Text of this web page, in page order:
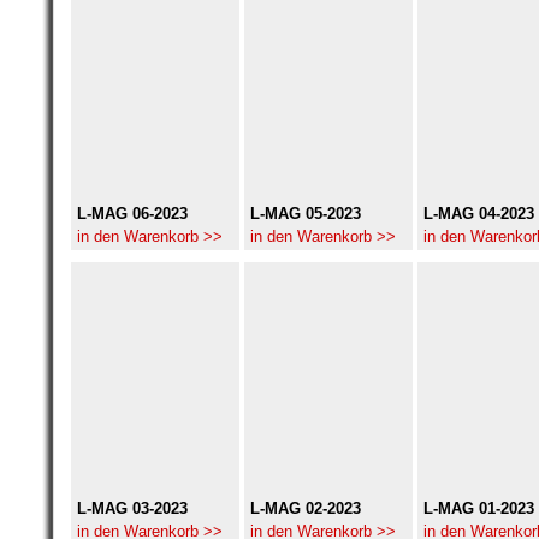
L-MAG 06-2023
in den Warenkorb >>
L-MAG 05-2023
in den Warenkorb >>
L-MAG 04-2023
in den
L-MAG 03-2023
in den Warenkorb >>
L-MAG 02-2023
in den Warenkorb >>
L-MAG 01-2023
in den